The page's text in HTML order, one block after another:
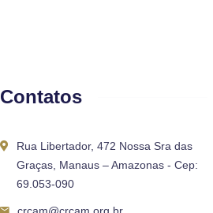
Contatos
Rua Libertador, 472 Nossa Sra das
Graças, Manaus – Amazonas - Cep:
69.053-090